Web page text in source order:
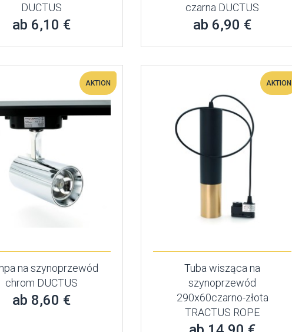
DUCTUS
ab 6,10 €
czarna DUCTUS
ab 6,90 €
AKTION
na szynoprzewód
chrom DUCTUS
ab 8,60 €
AKTION
Tuba wisząca na
szynoprzewód
290x60czarno-złota
TRACTUS ROPE